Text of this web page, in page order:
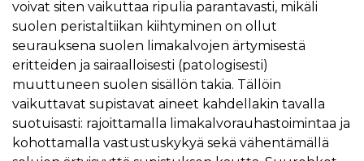
voivat siten vaikuttaa ripulia parantavasti, mikäli
suolen peristaltiikan kiihtyminen on ollut
seurauksena suolen limakalvojen ärtymisestä
eritteiden ja sairaalloisesti (patologisesti)
muuttuneen suolen sisällön takia. Tällöin
vaikuttavat supistavat aineet kahdellakin tavalla
suotuisasti: rajoittamalla limakalvorauhastoimintaa ja
kohottamalla vastustuskykyä sekä vähentämällä